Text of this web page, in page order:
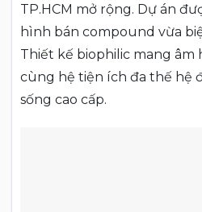
TP.HCM mở rộng. Dự án
hình bán compound vừa
Thiết kế biophilic mang
cùng hệ tiện ích đa thế hệ
sống cao cấp.